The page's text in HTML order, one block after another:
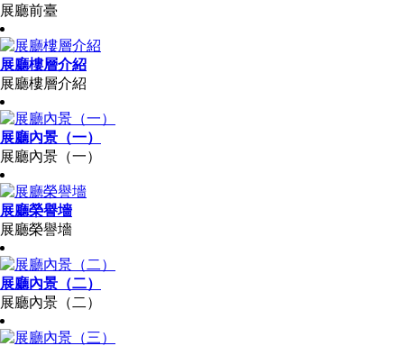
展廳前臺
展廳樓層介紹
展廳樓層介紹
展廳內景（一）
展廳內景（一）
展廳榮譽墻
展廳榮譽墻
展廳內景（二）
展廳內景（二）